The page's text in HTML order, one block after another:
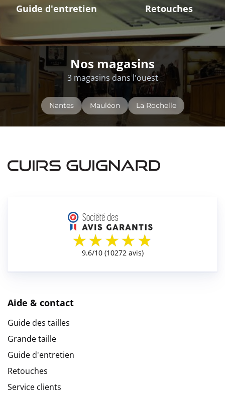
Guide d'entretien Retouches
Nos magasins
3 magasins dans l'ouest
Nantes Mauléon La Rochelle
Aide & contact
Guide des tailles
Grande taille
Guide d'entretien
Retouches
Service clients